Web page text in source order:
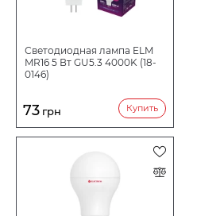
Светодиодная лампа ELM
MR16 5 Вт GU5.3 4000K (18-
0146)
73 грн Купить